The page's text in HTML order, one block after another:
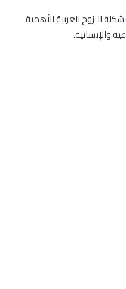
النزوح العربية الأهمية
والإنسانية.